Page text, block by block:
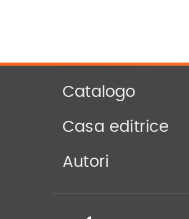
Catalogo
Casa editrice
Autori